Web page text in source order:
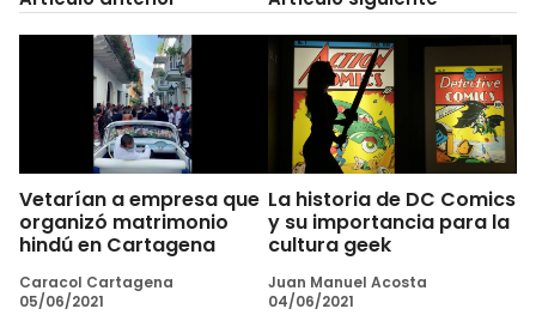
Vetarían a empresa que
organizó matrimonio
hindú en Cartagena
Caracol Cartagena
05/06/2021
La historia de DC Comics
y su importancia para la
cultura geek
Juan Manuel Acosta
04/06/2021